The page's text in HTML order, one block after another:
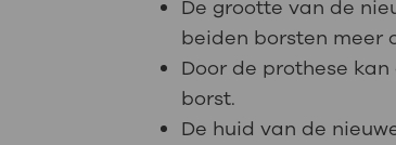
De grootte van de
beiden borsten meer
Door de prothese
borst.
De huid van de